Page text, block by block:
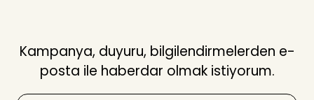
Kampanya, duyuru, bilgilendirmelerden e-
posta ile haberdar olmak istiyorum.